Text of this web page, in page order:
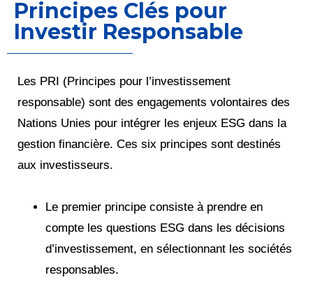
Principes Clés pour
Investir Responsable
Les PRI (Principes pour l’investissement
responsable) sont des engagements volontaires des
Nations Unies pour intégrer les enjeux ESG dans la
gestion financière. Ces six principes sont destinés
aux investisseurs.
Le premier principe consiste à prendre en
compte les questions ESG dans les décisions
d’investissement, en sélectionnant les sociétés
responsables.